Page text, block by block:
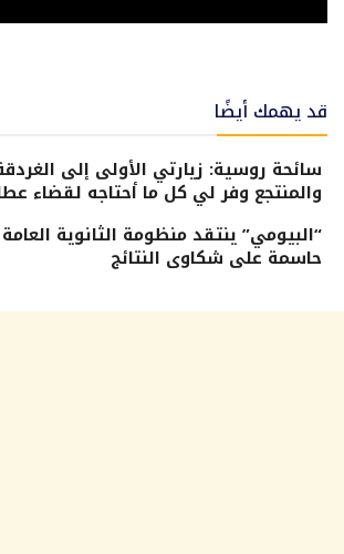
قد يهمك أيضًا
سائحة روسية: زيارتي الأولى إلى
والمنتجع وفر لي كل ما أحتاجه لقضاء
“البيومي” ينتقد منظومة الثانوية
حاسمة على شكاوى النتائج